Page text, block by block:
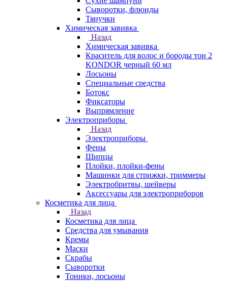
Сыворотки, флюиды
Тянучки
Химическая завивка
Назад
Химическая завивка
Краситель для волос и бороды тон 2
KONDOR черный 60 мл
Лосьоны
Специальные средства
Ботокс
Фиксаторы
Выпрямление
Электроприборы
Назад
Электроприборы
Фены
Щипцы
Плойки, плойки-фены
Машинки для стрижки, триммеры
Электробритвы, шейверы
Аксессуары для электроприборов
Косметика для лица
Назад
Косметика для лица
Средства для умывания
Кремы
Маски
Скрабы
Сыворотки
Тоники, лосьоны